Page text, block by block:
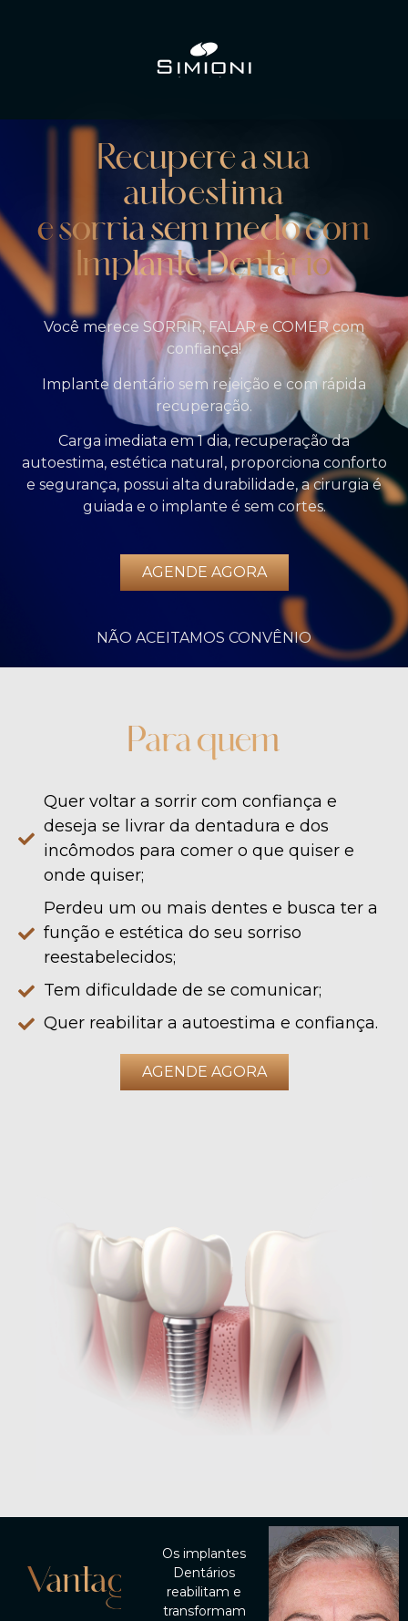
Recupere a sua
autoestima
e sorria sem medo com
Implante Dentário
Você merece SORRIR, FALAR e COMER com
confiança!
Implante dentário sem rejeição e com rápida
recuperação.
Carga imediata em 1 dia, recuperação da
autoestima, estética natural, proporciona conforto
e segurança, possui alta durabilidade, a cirurgia é
guiada e o implante é sem cortes.
AGENDE AGORA
NÃO ACEITAMOS CONVÊNIO
Para quem
Quer voltar a sorrir com confiança e
deseja se livrar da dentadura e dos
incômodos para comer o que quiser e
onde quiser;
Perdeu um ou mais dentes e busca ter a
função e estética do seu sorriso
reestabelecidos;
Tem dificuldade de se comunicar;
Quer reabilitar a autoestima e confiança.
AGENDE AGORA
VantagensOs implantes
Dentários
reabilitam e
transformam